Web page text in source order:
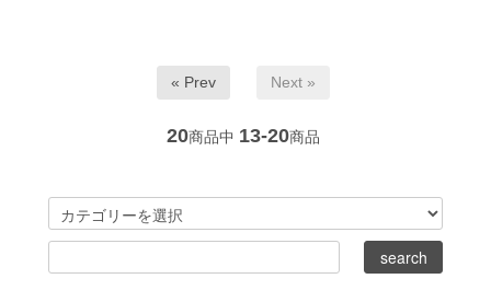
« Prev Next »
20商品中 13-20商品